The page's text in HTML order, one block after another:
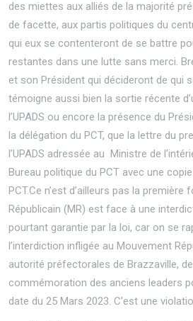
des miettes aux alliés de la majorité
de facette, aux partis politiques du
qui eux se contenteront de se battre
restantes dans une lutte sans merci.
et son Président qui décideront de qui
témoigne aussi bien la sortie récente
l’UPADS ou encore la présence du
la délégation du PCT, que la lettre du
l’UPADS adressée au Ministre de
Bureau politique du PCT avec une
PCT.Ce n’est d’ailleurs pas la
Républicain (MR) est face à une
pourtant garantie par la loi, car on se
l’interdiction infligée au Mouvement
autorité préfectorales de Brazzaville,
commémoration des anciens leaders
date du 25 Mars 2023. C’est une